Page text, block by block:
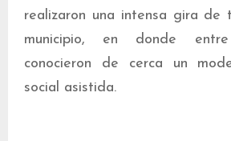
realizaron una intensa gira de
municipio, en donde
conocieron de cerca un
social asistida.